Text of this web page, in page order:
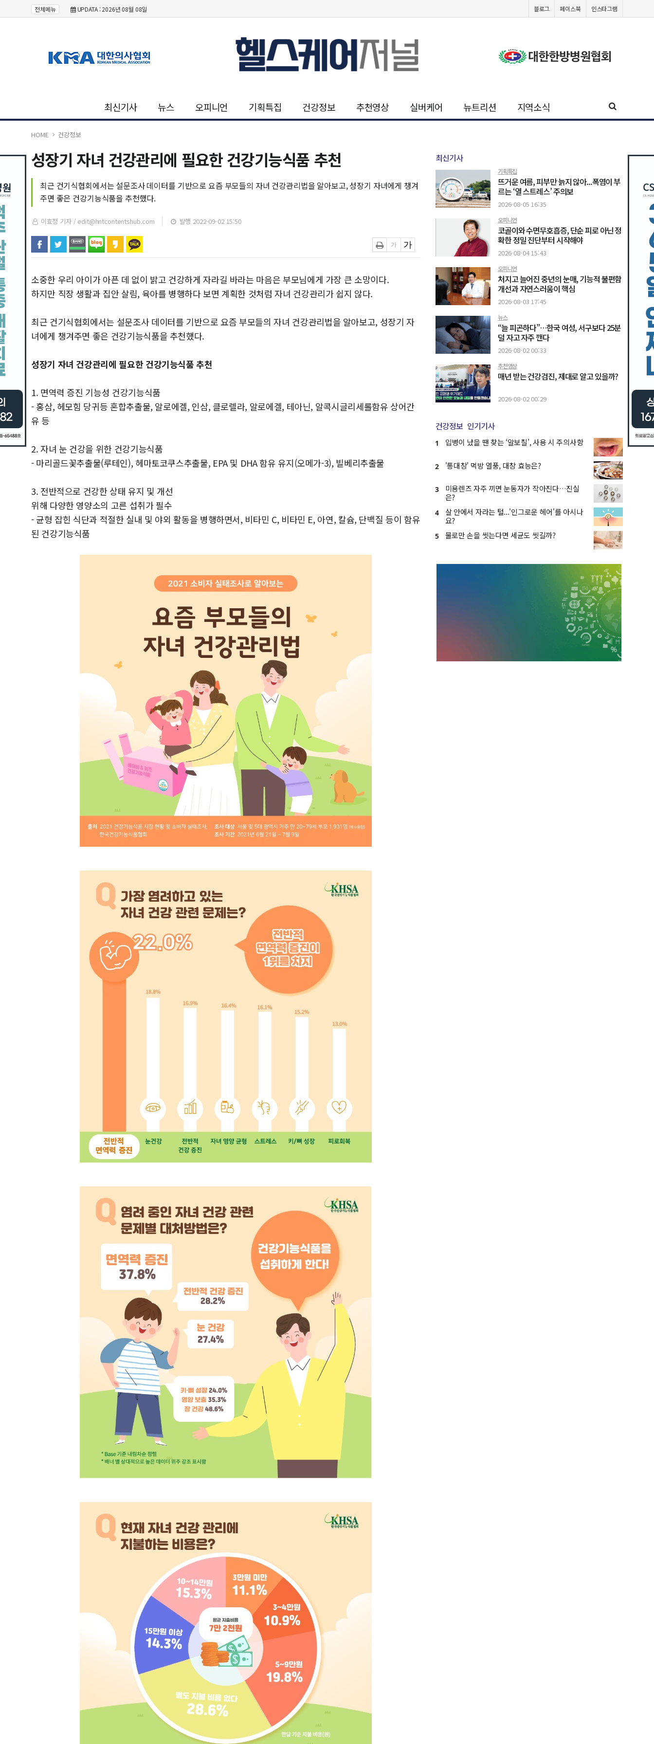
전체메뉴 UPDATA : 2026년 08월 08일 블로그 페이스북 인스타그램
최신기사 뉴스 오피니언 기획특집 건강정보 추천영상 실버케어 뉴트리션 지역소식
HOME 건강정보
성장기 자녀 건강관리에 필요한 건강기능식품 추천
최근 건기식협회에서는 설문조사 데이터를 기반으로 요즘 부모들의 자녀 건강관리법을 알아보고, 성장기 자녀에게 챙겨
주면 좋은 건강기능식품을 추천했다.
이효정 기자 / edit@hntcontentshub.com 발행 2022-09-02 15:50
소중한 우리 아이가 아픈 데 없이 밝고 건강하게 자라길 바라는 마음은 부모님에게 가장 큰 소망이다.
하지만 직장 생활과 집안 살림, 육아를 병행하다 보면 계획한 것처럼 자녀 건강관리가 쉽지 않다.
최근 건기식협회에서는 설문조사 데이터를 기반으로 요즘 부모들의 자녀 건강관리법을 알아보고, 성장기 자
녀에게 챙겨주면 좋은 건강기능식품을 추천했다.
성장기 자녀 건강관리에 필요한 건강기능식품 추천
1. 면역력 증진 기능성 건강기능식품
- 홍삼, 헤모힘 당귀등 혼합추출물, 알로에겔, 인삼, 클로렐라, 알로에겔, 테아닌, 알콕시글리세롤함유 상어간
유 등
2. 자녀 눈 건강을 위한 건강기능식품
- 마리골드꽃추출물(루테인), 헤마토코쿠스추출물, EPA 및 DHA 함유 유지(오메가-3), 빌베리추출물
3. 전반적으로 건강한 상태 유지 및 개선
위해 다양한 영양소의 고른 섭취가 필수
- 균형 잡힌 식단과 적절한 실내 및 야외 활동을 병행하면서, 비타민 C, 비타민 E, 아연, 칼슘, 단백질 등이 함유
된 건강기능식품
최신기사
기획특집
뜨거운 여름, 피부만 늙지 않아...폭염이 부
르는 ‘열 스트레스’ 주의보
2026-08-05 16:35
오피니언
코골이와 수면무호흡증, 단순 피로 아닌 정
확한 정밀 진단부터 시작해야
2026-08-04 15:43
오피니언
처지고 늘어진 중년의 눈매, 기능적 불편함
개선과 자연스러움이 핵심
2026-08-03 17:45
뉴스
“늘 피곤하다”…한국 여성, 서구보다 25분
덜 자고 자주 깬다
2026-08-02 00:33
추천영상
매년 받는 건강검진, 제대로 알고 있을까?
2026-08-02 00:29
건강정보 인기기사
1 입병이 났을 땐 찾는 ‘알보칠’, 사용 시 주의사항
2 '통대창' 먹방 열풍, 대창 효능은?
3
미용렌즈 자주 끼면 눈동자가 작아진다…진실
은?
4
살 안에서 자라는 털...'인그로운 헤어'를 아시나
요?
5 물로만 손을 씻는다면 세균도 씻길까?